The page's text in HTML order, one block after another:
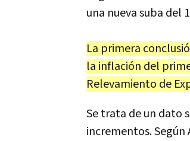
una nueva suba del
La primera
la inflación del
Relevamiento de
Se trata de un dato
incrementos.